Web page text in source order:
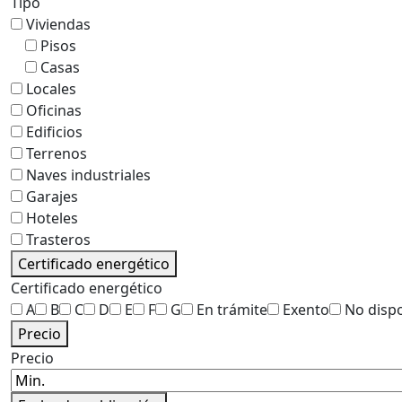
Viviendas
Pisos
Casas
Locales
Oficinas
Edificios
Terrenos
Naves industriales
Garajes
Hoteles
Trasteros
Certificado energético
Certificado energético
A
B C D E F G En trámite Exento
No
Precio
Precio